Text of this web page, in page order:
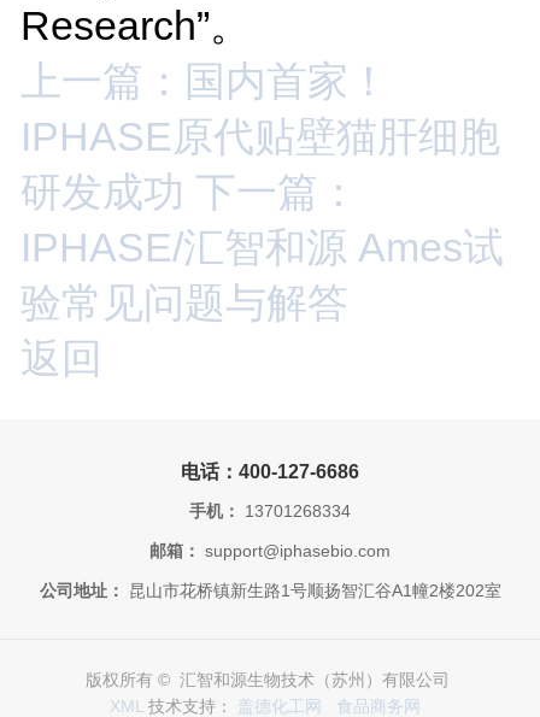
Research”。
上一篇：国内首家！
IPHASE原代贴壁猫肝细胞
研发成功 下一篇：
IPHASE/汇智和源 Ames试
验常见问题与解答
返回
电话：400-127-6686
手机： 13701268334
邮箱： support@iphasebio.com
公司地址： 昆山市花桥镇新生路1号顺扬智汇谷A1幢2楼202室
版权所有 © 汇智和源生物技术（苏州）有限公司
XML 技术支持： 盖德化工网 食品商务网